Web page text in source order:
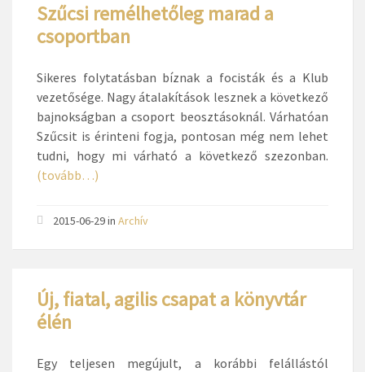
Szűcsi remélhetőleg marad a
csoportban
Sikeres folytatásban bíznak a focisták és a Klub
vezetősége. Nagy átalakítások lesznek a következő
bajnokságban a csoport beosztásoknál. Várhatóan
Szűcsit is érinteni fogja, pontosan még nem lehet
tudni, hogy mi várható a következő szezonban.
(tovább…)
2015-06-29in Archív
Új, fiatal, agilis csapat a könyvtár
élén
Egy teljesen megújult, a korábbi felállástól